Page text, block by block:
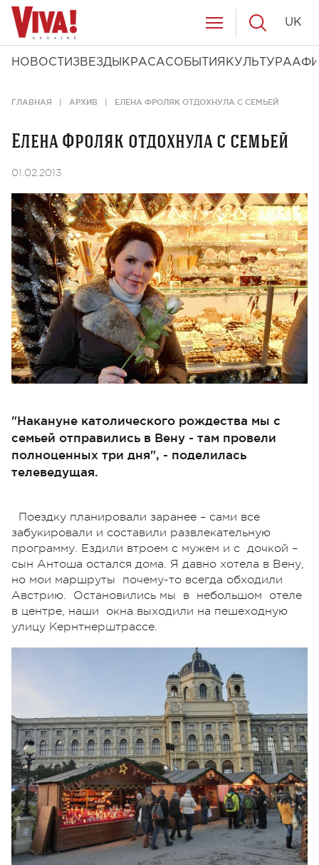
НОВОСТИ ЗВЕЗДЫ КРАСАСОБЫТИЯ КУЛЬТУРА
UK
ГЛАВНАЯ АРХИВ ЕЛЕНА ФРОЛЯК ОТДОХНУЛА С СЕМЬЕЙ
Елена Фроляк отдохнула с семьей
01.02.2013
"Накануне католического рождества мы с
семьей отправились в Вену - там провели
полноценных три дня", - поделилась
телеведущая.
Поездку планировали заранее – сами все
забукировали и составили развлекательную
программу. Ездили втроем с мужем и с дочкой –
сын Антоша остался дома. Я давно хотела в Вену,
но мои маршруты почему-то всегда обходили
Австрию. Остановились мы в небольшом отеле
в центре, наши окна выходили на пешеходную
улицу Кернтнерштрассе.